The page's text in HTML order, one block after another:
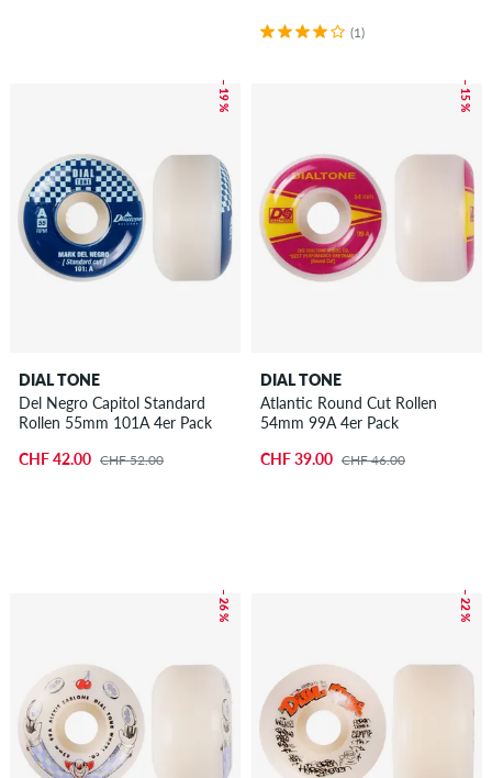
(1)
– 19 %
DIAL TONE
Del Negro Capitol Standard
Rollen 55mm 101A 4er Pack
CHF 42.00 CHF 52.00
– 15 %
DIAL TONE
Atlantic Round Cut Rollen
54mm 99A 4er Pack
CHF 39.00 CHF 46.00
– 26 % – 22 %